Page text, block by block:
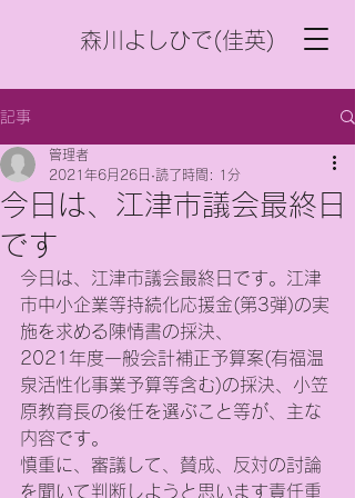
森川よしひで(佳英)
記事
今日は、江津市議会最終日
です
管理者
2021年6月26日 読了時間: 1分
今日は、江津市議会最終日です。江津
市中小企業等持続化応援金(第3弾)の実
施を求める陳情書の採決、
2021年度一般会計補正予算案(有福温
泉活性化事業予算等含む)の採決、小笠
原教育長の後任を選ぶこと等が、主な
内容です。
慎重に、審議して、賛成、反対の討論
を聞いて判断しようと思います責任重